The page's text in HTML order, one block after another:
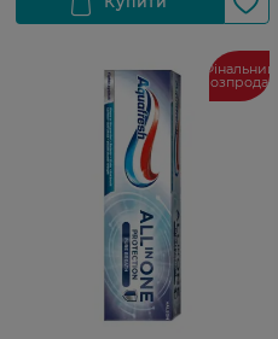
Фінальний
розпродаж